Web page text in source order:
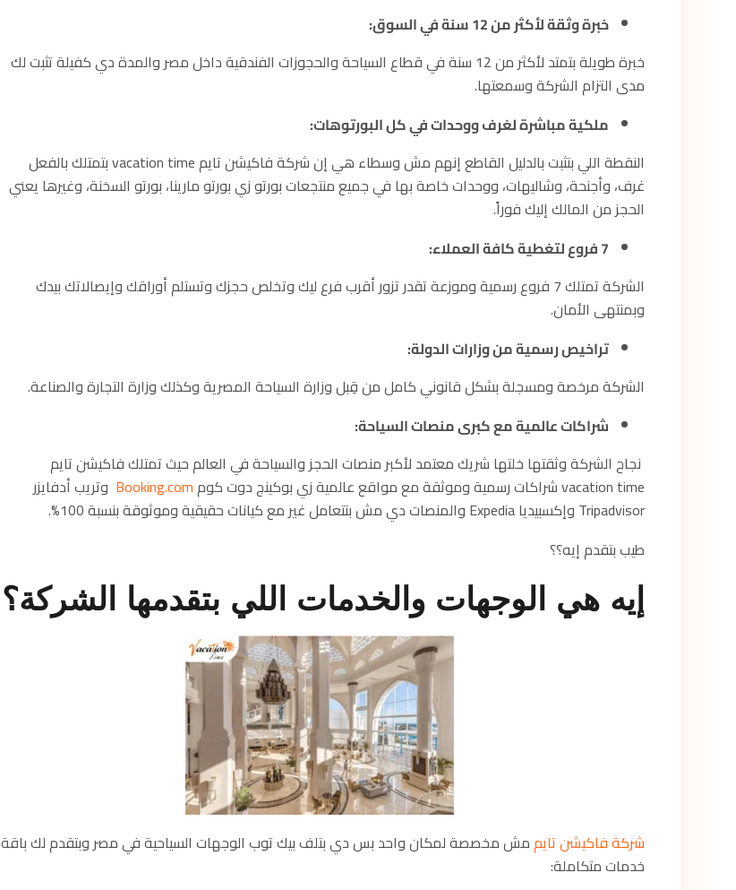
خبرة وثقة لأكثر من 12 سنة في السوق:
خبرة طويلة بتمتد لأكثر من 12 سنة في قطاع السياحة والحجوزات الفندقية داخل مصر والمدة دي كفيلة تثبت لك
مدى التزام الشركة وسمعتها.
ملكية مباشرة لغرف ووحدات في كل البورتوهات:
النقطة اللي بتثبت بالدليل القاطع إنهم مش وسطاء هي إن شركة فاكيشن تايم vacation time بتمتلك بالفعل
غرف، وأجنحة، وشاليهات، ووحدات خاصة بها في جميع منتجعات بورتو زي بورتو مارينا، بورتو السخنة، وغيرها يعني
الحجز من المالك إليك فوراً.
7 فروع لتغطية كافة العملاء:
الشركة تمتلك 7 فروع رسمية وموزعة تقدر تزور أقرب فرع ليك وتخلص حجزك وتستلم أوراقك وإيصالاتك بيدك
وبمنتهى الأمان.
تراخيص رسمية من وزارات الدولة:
الشركة مرخصة ومسجلة بشكل قانوني كامل من قِبل وزارة السياحة المصرية وكذلك وزارة التجارة والصناعة.
شراكات عالمية مع كبرى منصات السياحة:
نجاح الشركة وثقتها خلتها شريك معتمد لأكبر منصات الحجز والسياحة في العالم حيث تمتلك فاكيشن تايم
vacation time شراكات رسمية وموثقة مع مواقع عالمية زي بوكينج دوت كوم
Booking.com وتريب أدفايزر
Tripadvisor وإكسبيديا Expedia والمنصات دي مش بتتعامل غير مع كيانات حقيقية وموثوقة بنسبة 100%.
طيب بتقدم إيه؟؟
إيه هي الوجهات والخدمات اللي بتقدمها الشركة؟
شركة فاكيشن تايممش مخصصة لمكان واحد بس دي بتلف بيك توب الوجهات السياحية في مصر وبتقدم لك باقة
خدمات متكاملة: